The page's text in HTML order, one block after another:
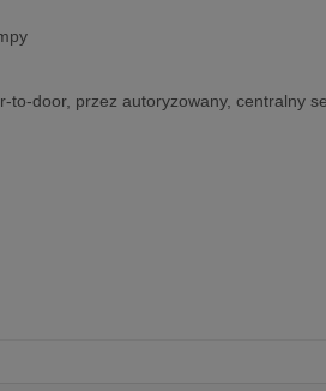
door, przez autoryzowany, centralny